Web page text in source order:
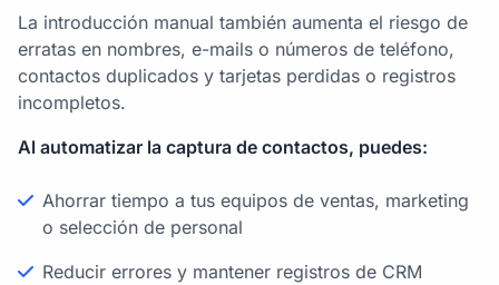
La introducción manual también aumenta el riesgo de
erratas en nombres, e-mails o números de teléfono,
contactos duplicados y tarjetas perdidas o registros
incompletos.
Al automatizar la captura de contactos, puedes:
Ahorrar tiempo a tus equipos de ventas, marketing
o selección de personal
Reducir errores y mantener registros de CRM